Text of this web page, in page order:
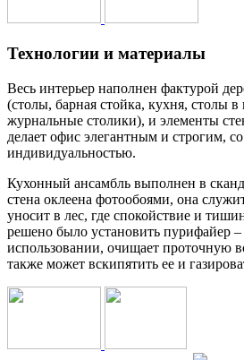
Технологии и материалы
Весь интерьер наполнен фактурой
(столы, барная стойка, кухня, столы в
журнальные столики), и элементы
делает офис элегантным и строгим,
индивидуальностью.
Кухонный ансамбль выполнен в
стена оклеена фотообоями, она
уносит в лес, где спокойствие и
решено было установить пурифайер –
использовании, очищает проточную
также может вскипятить ее и